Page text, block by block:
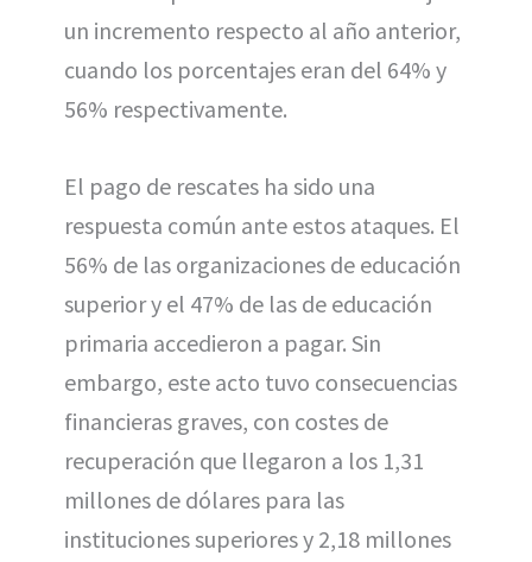
un incremento respecto al año anterior,
cuando los porcentajes eran del 64% y
56% respectivamente.
El pago de rescates ha sido una
respuesta común ante estos ataques. El
56% de las organizaciones de educación
superior y el 47% de las de educación
primaria accedieron a pagar. Sin
embargo, este acto tuvo consecuencias
financieras graves, con costes de
recuperación que llegaron a los 1,31
millones de dólares para las
instituciones superiores y 2,18 millones